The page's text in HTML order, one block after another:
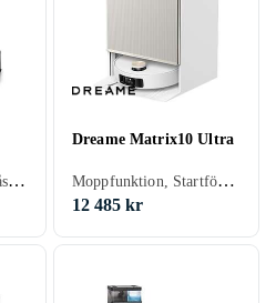
Moppfunktion, Barnlås, Röststyrning, Fjärrkontroll, Automatisk dockning, Virtuella väggar, Anpassad för husdjur, Appstyrning, Automatisk mopptorkning, Dockningsstation, 150 min, 55 dB, Självtömmande
Dreame Matrix10 Ultra
Moppfunktion, Startfördröjning, Timer, Röststyrning, Schemaläggning, Fjärrkontroll, Trappsensor, Automatisk dockning, Virtuella väggar, Anpassad för husdjur, Appstyrning, Stöder kantrengöring, Allergivänlig, Brusreducering / Tyst läge, Automatisk mopptorkning, Dockningsstation, 260 min, Hårda golv, Mattor, Kakel, Linoleum, Laminat, Parkett, Trä, Vinyl, 65 dB, Självtömmande
12 485 kr